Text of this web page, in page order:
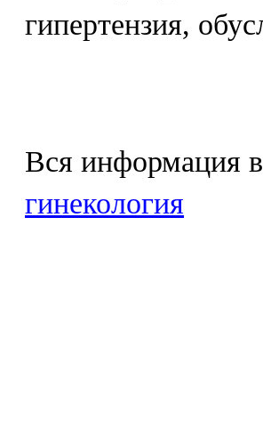
гипертензия,
Вся информация в
гинекология